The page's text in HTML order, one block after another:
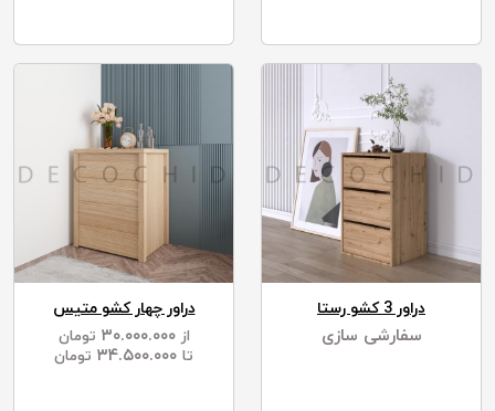
دراور 3 کشو رستا
سفارشی سازی
دراور چهار کشو متیس
از ۳۰.۰۰۰.۰۰۰
تومان
تا
تومان